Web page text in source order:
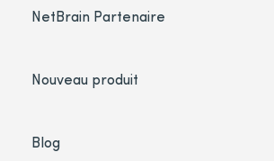
NetBrain Partenaire
Nouveau produit
Blog